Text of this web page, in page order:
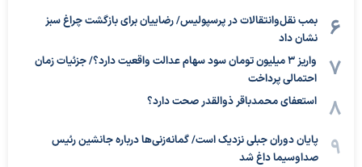
بمب نقل‌وانتقالات در پرسپولیس/ رضاییان برای بازگشت چراغ سبز
نشان داد
واریز ۳ میلیون تومان سود سهام عدالت واقعیت دارد؟/ جزئیات زمان
احتمالی پرداخت
استعفای محمدباقر ذوالقدر صحت دارد؟
پایان دوران جبلی نزدیک است/ گمانه‌زنی‌ها درباره جانشین رئیس
صداوسیما داغ شد